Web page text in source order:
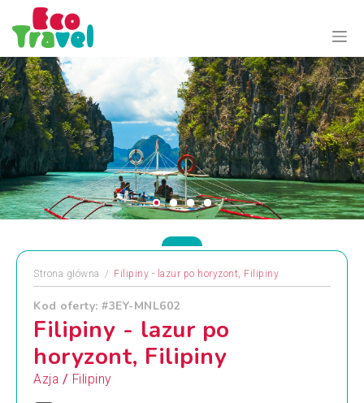
Strona główna Filipiny - lazur po horyzont, Filipiny
Kod oferty: #3EY-MNL602
Filipiny - lazur po
horyzont, Filipiny
Azja / Filipiny